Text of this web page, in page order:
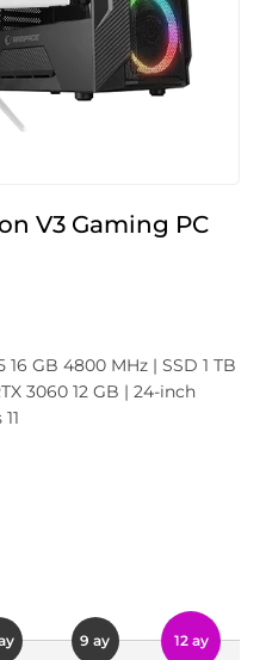
V3 Gaming PC
GB 4800 MHz | SSD 1 TB
3060 12 GB | 24-inch
9 ay 12 ay